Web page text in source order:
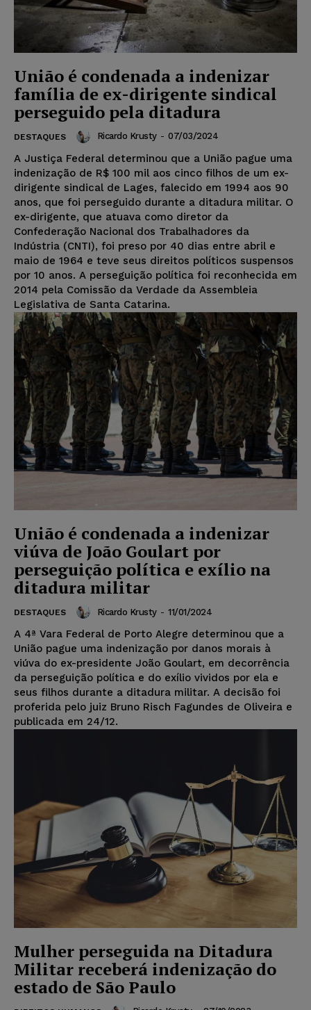
União é condenada a indenizar
família de ex-dirigente sindical
perseguido pela ditadura
DESTAQUES Ricardo Krusty - 07/03/2024
A Justiça Federal determinou que a União pague uma
indenização de R$ 100 mil aos cinco filhos de um ex-
dirigente sindical de Lages, falecido em 1994 aos 90
anos, que foi perseguido durante a ditadura militar. O
ex-dirigente, que atuava como diretor da
Confederação Nacional dos Trabalhadores da
Indústria (CNTI), foi preso por 40 dias entre abril e
maio de 1964 e teve seus direitos políticos suspensos
por 10 anos. A perseguição política foi reconhecida em
2014 pela Comissão da Verdade da Assembleia
Legislativa de Santa Catarina.
União é condenada a indenizar
viúva de João Goulart por
perseguição política e exílio na
ditadura militar
DESTAQUES Ricardo Krusty - 11/01/2024
A 4ª Vara Federal de Porto Alegre determinou que a
União pague uma indenização por danos morais à
viúva do ex-presidente João Goulart, em decorrência
da perseguição política e do exílio vividos por ela e
seus filhos durante a ditadura militar. A decisão foi
proferida pelo juiz Bruno Risch Fagundes de Oliveira e
publicada em 24/12.
Mulher perseguida na Ditadura
Militar receberá indenização do
estado de São Paulo